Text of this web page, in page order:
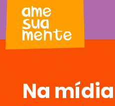
Na mídia